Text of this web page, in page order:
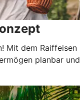
Mit dem Raiffeisen
planbar und